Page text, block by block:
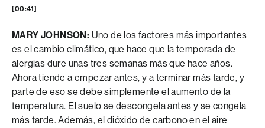
[00:41]
MARY JOHNSON: Uno de los factores más importantes
es el cambio climático, que hace que la temporada de
alergias dure unas tres semanas más que hace años.
Ahora tiende a empezar antes, y a terminar más tarde, y
parte de eso se debe simplemente el aumento de la
temperatura. El suelo se descongela antes y se congela
más tarde. Además, el dióxido de carbono en el aire